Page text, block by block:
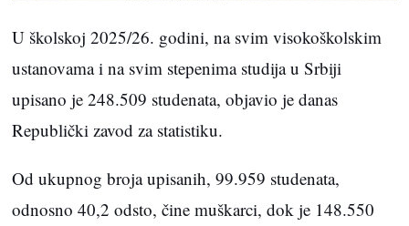
U školskoj 2025/26. godini, na svim visokoškolskim
ustanovama i na svim stepenima studija u Srbiji
upisano je 248.509 studenata, objavio je danas
Republički zavod za statistiku.
Od ukupnog broja upisanih, 99.959 studenata,
odnosno 40,2 odsto, čine muškarci, dok je 148.550